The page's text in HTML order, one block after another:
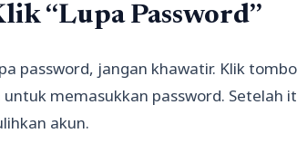
“Lupa Password”
password, jangan khawatir. Klik
untuk memasukkan password. Setelah
akun.